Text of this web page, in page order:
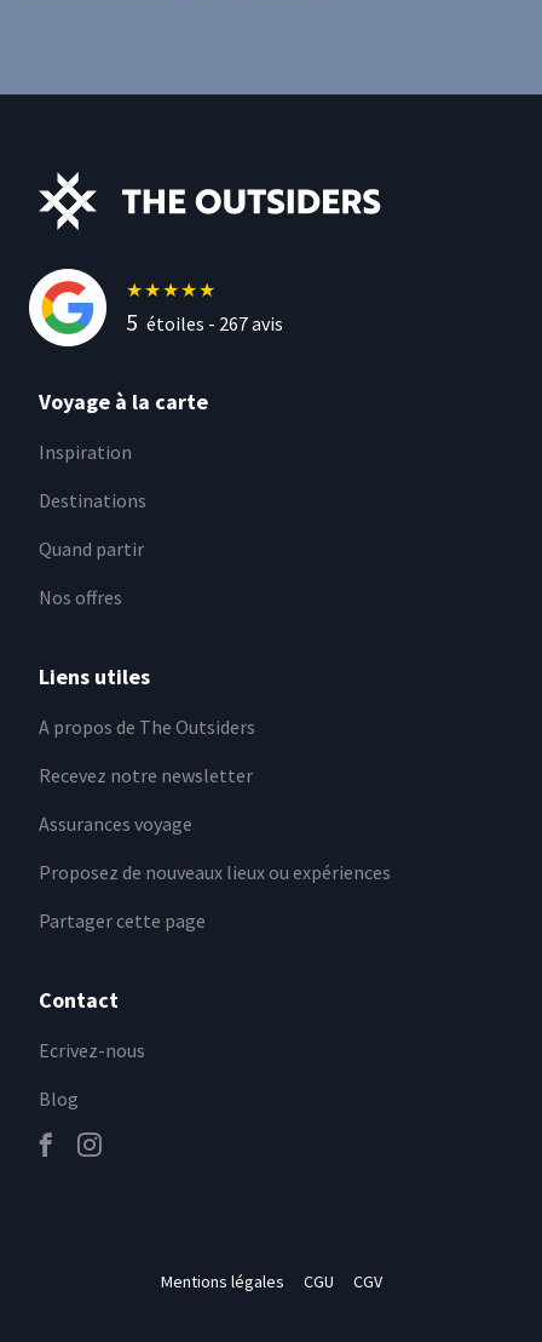
★★★★★
5 étoiles - 267avis
Voyage à la carte
Inspiration
Destinations
Quand partir
Nos offres
Liens utiles
A propos de The Outsiders
Recevez notre newsletter
Assurances voyage
Proposez de nouveaux lieux ou expériences
Partager cette page
Contact
Ecrivez-nous
Blog
Mentions légales CGU CGV